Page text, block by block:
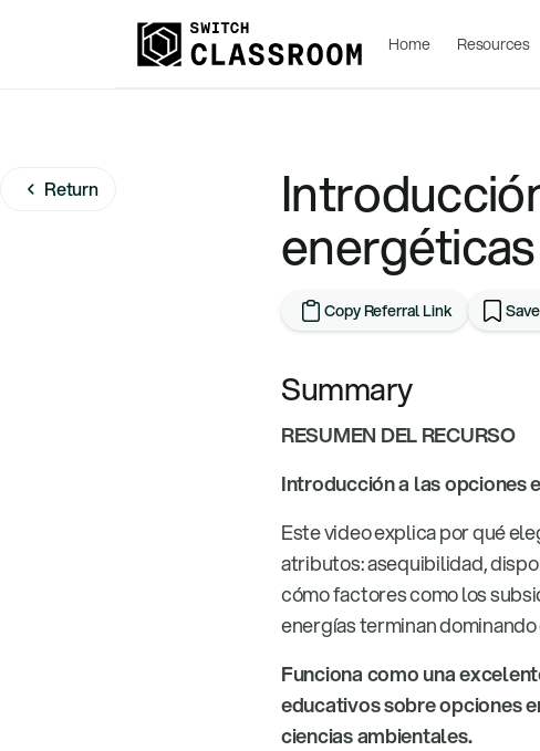
Home Resources
Return
Copy Referral Link Save
Summary
RESUMEN DEL RECURSO
Introducción a las opciones
Este video explica por qué
atributos: asequibilidad,
cómo factores como los
energías terminan
Funciona como una
educativos sobre opciones
ciencias ambientales.